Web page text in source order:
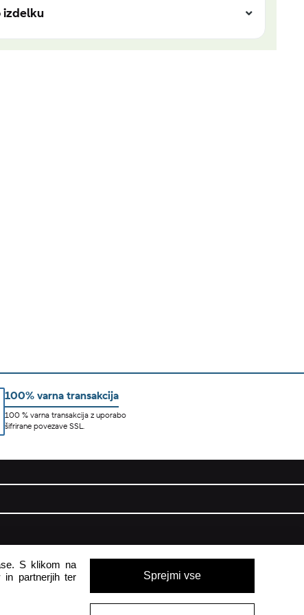
izdelku
100% varna transakcija
100 % varna transakcija z uporabo
šifrirane povezave SSL.
Pon - Pet
8:00 - 16:00
S klikom na
in partnerjih ter
Sprejmi vse